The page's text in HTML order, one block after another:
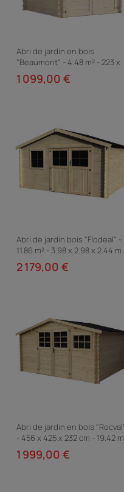
Abri de jardin en bois
"Beaumont" - 4.48 m² - 223 x
201 cm - 28 mm
1 099,00 €
Abri de jardin bois "Flodeal" -
11.86 m² - 3.98 x 2.98 x 2.44 m
28 mm
2 179,00 €
Abri de jardin en bois
- 456 x 425 x 232 cm - 19.42
- 28 mm
1 999,00 €